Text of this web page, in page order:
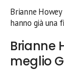
Brianne
hanno già una
Brianne
meglio